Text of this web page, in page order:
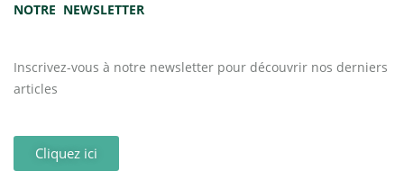
NOTRE NEWSLETTER
Inscrivez-vous à notre newsletter pour découvrir nos derniers
articles
Cliquez ici